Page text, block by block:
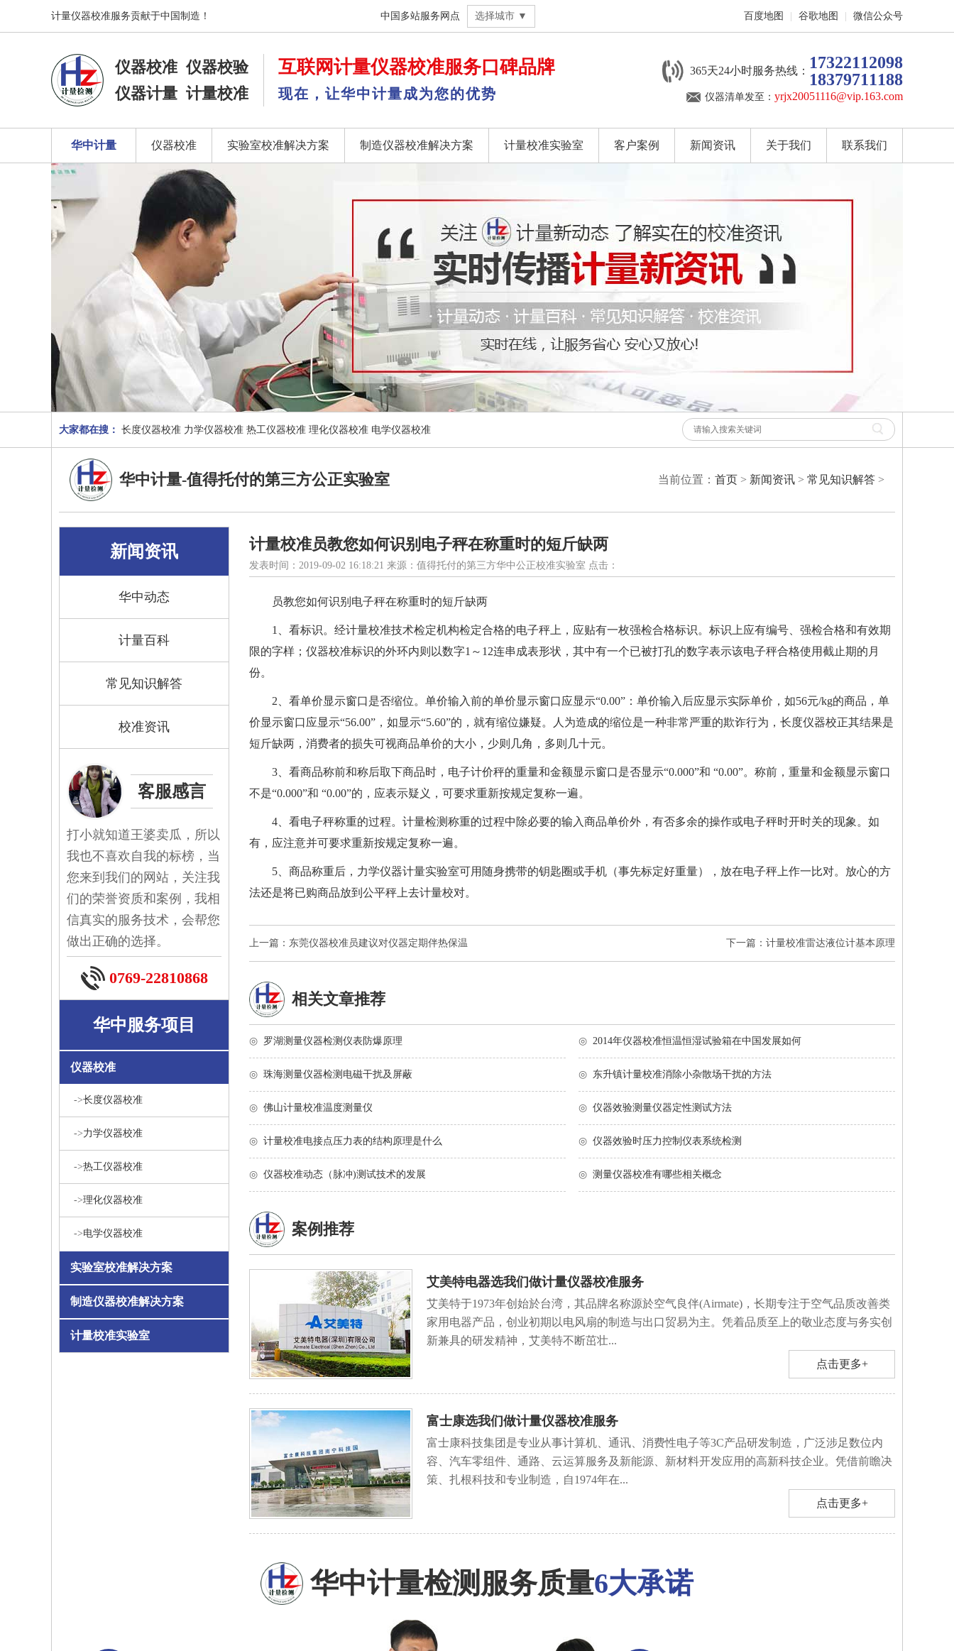
计量仪器校准服务贡献于中国制造！ 中国多站服务网点 选择城市 ▼ 百度地图 谷歌地图 微信公众号
仪器校准 仪器校验
仪器计量 计量校准
互联网计量仪器校准服务口碑品牌
现在，让华中计量成为您的优势
365天24小时服务热线： 17322112098
18379711188
仪器清单发至： yrjx20051116@vip.163.com
华中计量 仪器校准 实验室校准解决方案 制造仪器校准解决方案 计量校准实验室 客户案例 新闻资讯 关于我们 联系我们
大家都在搜： 长度仪器校准 力学仪器校准 热工仪器校准 理化仪器校准 电学仪器校准
当前位置： 首页 > 新闻资讯 > 常见知识解答 >
华中计量-值得托付的第三方公正实验室
新闻资讯
华中动态
计量百科
常见知识解答
校准资讯
客服感言
打小就知道王婆卖瓜，所以
我也不喜欢自我的标榜，当
您来到我们的网站，关注我
们的荣誉资质和案例，我相
信真实的服务技术，会帮您
做出正确的选择。
0769-22810868
华中服务项目
仪器校准
->长度仪器校准
->力学仪器校准
->热工仪器校准
->理化仪器校准
->电学仪器校准
实验室校准解决方案
制造仪器校准解决方案
计量校准实验室
计量校准员教您如何识别电子秤在称重时的短斤缺两
发表时间：2019-09-02 16:18:21 来源：值得托付的第三方华中公正校准实验室 点击：
员教您如何识别电子秤在称重时的短斤缺两
1、看标识。经计量校准技术检定机构检定合格的电子秤上，应贴有一枚强检合格标识。标识上应有编号、强检合格和有效期
限的字样； 仪器校准标识的外环内则以数字1～12连串成表形状，其中有一个已被打孔的数字表示该电子秤合格使用截止期的月
份。
2、看单价显示窗口是否缩位。单价输入前的单价显示窗口应显示“0.00”：单价输入后应显示实际单价，如56元/kg的商品，单
价显示窗口应显示“56.00”，如显示“5.60”的，就有缩位嫌疑。人为造成的缩位是一种非常严重的欺诈行为， 长度仪器校正其结果是
短斤缺两，消费者的损失可视商品单价的大小，少则几角，多则几十元。
3、看商品称前和称后取下商品时，电子计价秤的重量和金额显示窗口是否显示“0.000”和 “0.00”。称前，重量和金额显示窗口
不是“0.000”和 “0.00”的，应表示疑义，可要求重新按规定复称一遍。
4、看电子秤称重的过程。 计量检测称重的过程中除必要的输入商品单价外，有否多余的操作或电子秤时开时关的现象。如
有，应注意并可要求重新按规定复称一遍。
5、商品称重后， 力学仪器计量实验室可用随身携带的钥匙圈或手机（事先标定好重量），放在电子秤上作一比对。放心的方
法还是将已购商品放到公平秤上去计量校对。
下一篇：计量校准雷达液位计基本原理
上一篇：东莞仪器校准员建议对仪器定期伴热保温
相关文章推荐
◎ 罗湖测量仪器检测仪表防爆原理 ◎ 2014年仪器校准恒温恒湿试验箱在中国发展如何
◎ 珠海测量仪器检测电磁干扰及屏蔽 ◎ 东升镇计量校准消除小杂散场干扰的方法
◎ 佛山计量校准温度测量仪 ◎ 仪器效验测量仪器定性测试方法
◎ 计量校准电接点压力表的结构原理是什么 ◎ 仪器效验时压力控制仪表系统检测
◎ 仪器校准动态（脉冲)测试技术的发展 ◎ 测量仪器校准有哪些相关概念
案例推荐
艾美特电器选我们做计量仪器校准服务
艾美特于1973年创始於台湾，其品牌名称源於空气良伴(Airmate)，长期专注于空气品质改善类
家用电器产品，创业初期以电风扇的制造与出口贸易为主。凭着品质至上的敬业态度与务实创
新兼具的研发精神，艾美特不断茁壮...
点击更多+
富士康选我们做计量仪器校准服务
富士康科技集团是专业从事计算机、通讯、消费性电子等3C产品研发制造，广泛涉足数位内
容、汽车零组件、通路、云运算服务及新能源、新材料开发应用的高新科技企业。凭借前瞻决
策、扎根科技和专业制造，自1974年在...
点击更多+
华中计量检测服务质量6大承诺